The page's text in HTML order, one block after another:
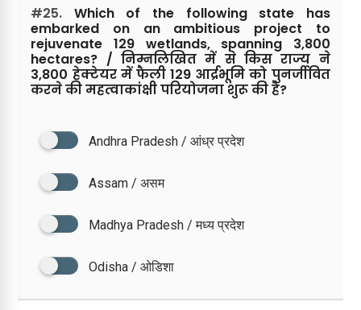
#25. Which of the following state has
embarked on an ambitious project to
rejuvenate 129 wetlands, spanning 3,800
hectares? / निम्नलिखित में से किस राज्य ने
3,800 हेक्टेयर में फैली 129 आर्द्रभूमि को पुनर्जीवित
करने की महत्वाकांक्षी परियोजना शुरू की है?
Andhra Pradesh / आंध्र प्रदेश
Assam / असम
Madhya Pradesh / मध्य प्रदेश
Odisha / ओडिशा